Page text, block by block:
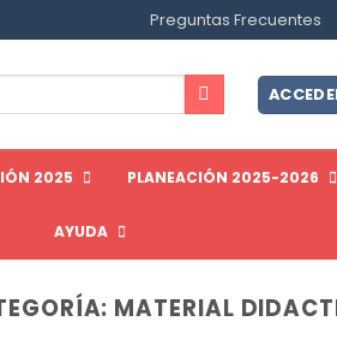
Preguntas Frecuentes
2025 PLANEACIÓN 2025-2026
AYUDA
MATERIAL